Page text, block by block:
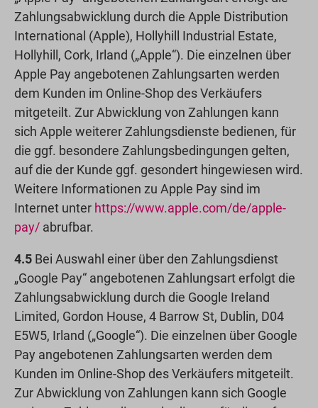
Zahlungsabwicklung durch die Apple Distribution
International (Apple), Hollyhill Industrial Estate,
Hollyhill, Cork, Irland („Apple“). Die einzelnen über
Apple Pay angebotenen Zahlungsarten werden
dem Kunden im Online-Shop des Verkäufers
mitgeteilt. Zur Abwicklung von Zahlungen kann
sich Apple weiterer Zahlungsdienste bedienen, für
die ggf. besondere Zahlungsbedingungen gelten,
auf die der Kunde ggf. gesondert hingewiesen wird.
Weitere Informationen zu Apple Pay sind im
Internet unter https://www.apple.com/de/apple-
pay/ abrufbar.
4.5 Bei Auswahl einer über den Zahlungsdienst
„Google Pay“ angebotenen Zahlungsart erfolgt die
Zahlungsabwicklung durch die Google Ireland
Limited, Gordon House, 4 Barrow St, Dublin, D04
E5W5, Irland („Google“). Die einzelnen über Google
Pay angebotenen Zahlungsarten werden dem
Kunden im Online-Shop des Verkäufers mitgeteilt.
Zur Abwicklung von Zahlungen kann sich Google